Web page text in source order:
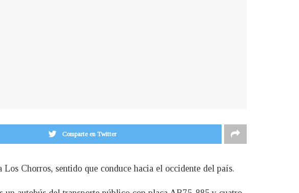
Comparte en Twitter
Chorros, sentido que conduce hacia el occidente del país.